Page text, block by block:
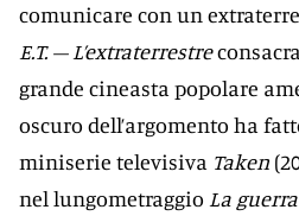
comunicare con un
E.T. – L’extraterrestre
grande cineasta popolare
oscuro dell’argomento ha
miniserie televisiva Taken
nel lungometraggio La